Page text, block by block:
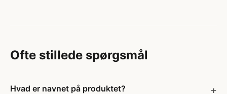
Ofte stillede spørgsmål
Hvad er navnet på produktet?